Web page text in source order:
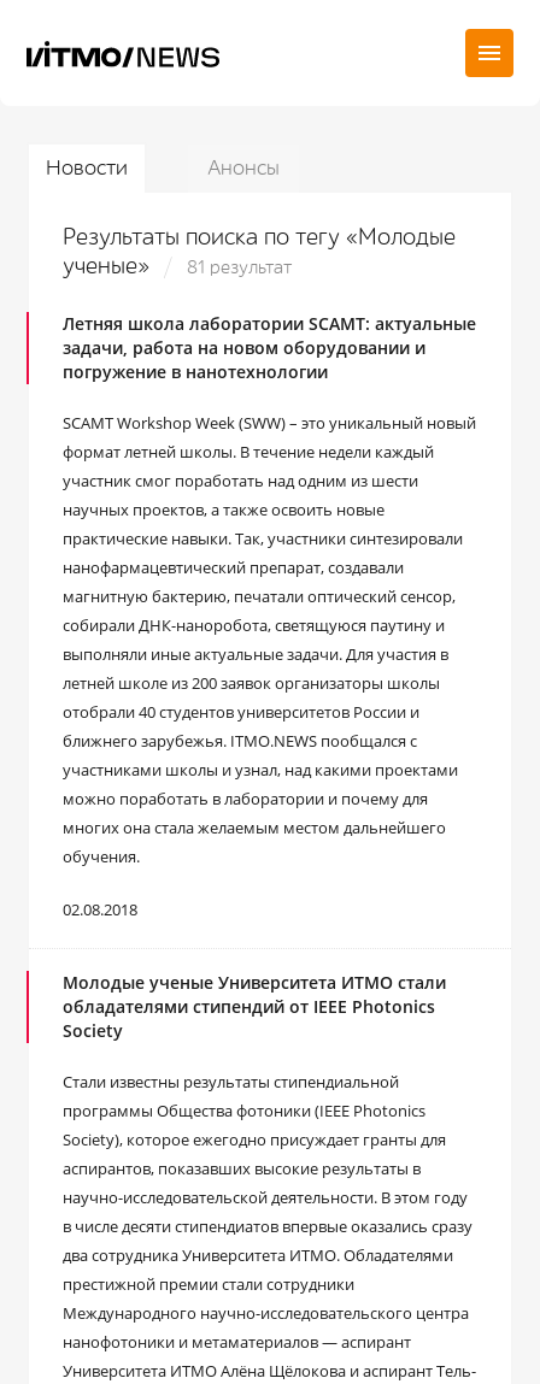
Новости Анонсы
Результаты поиска по тегу «Молодые
ученые»
81 результат
Летняя школа лаборатории SCAMT: актуальные
задачи, работа на новом оборудовании и
погружение в нанотехнологии
SCAMT Workshop Week (SWW) – это уникальный новый
формат летней школы. В течение недели каждый
участник смог поработать над одним из шести
научных проектов, а также освоить новые
практические навыки. Так, участники синтезировали
нанофармацевтический препарат, создавали
магнитную бактерию, печатали оптический сенсор,
собирали ДНК-наноробота, светящуюся паутину и
выполняли иные актуальные задачи. Для участия в
летней школе из 200 заявок организаторы школы
отобрали 40 студентов университетов России и
ближнего зарубежья. ITMO.NEWS пообщался с
участниками школы и узнал, над какими проектами
можно поработать в лаборатории и почему для
многих она стала желаемым местом дальнейшего
обучения.
02.08.2018
Молодые ученые Университета ИТМО стали
обладателями стипендий от IEEE Photonics
Society
Стали известны результаты стипендиальной
программы Общества фотоники (IEEE Photonics
Society), которое ежегодно присуждает гранты для
аспирантов, показавших высокие результаты в
научно-исследовательской деятельности. В этом году
в числе десяти стипендиатов впервые оказались сразу
два сотрудника Университета ИТМО. Обладателями
престижной премии стали сотрудники
Международного научно-исследовательского центра
нанофотоники и метаматериалов — аспирант
Университета ИТМО Алёна Щёлокова и аспирант Тель-